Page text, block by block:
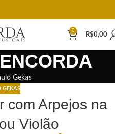
0
R$0,00
Gekas
GEKAS
com Arpejos na
Violão